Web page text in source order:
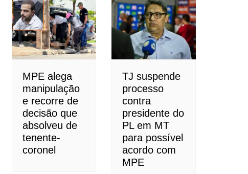
MPE alega
manipulação
e recorre de
decisão que
absolveu de
tenente-
coronel
TJ suspende
processo
contra
presidente do
PL em MT
para possível
acordo com
MPE